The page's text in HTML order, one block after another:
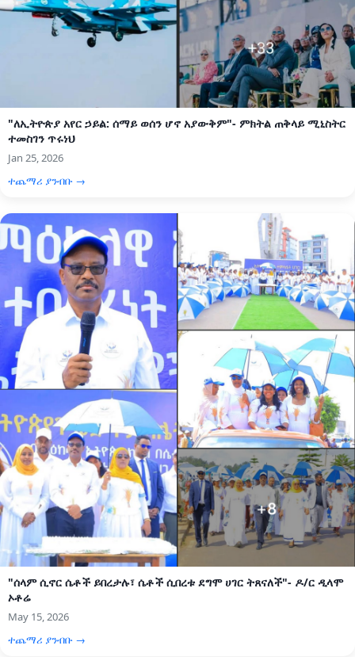
"ለኢትዮጵያ አየር ኃይል: ሰማይ ወሰን ሆኖ አያውቅም"- ምክትል ጠቅላይ ሚኒስትር
ተመስገን ጥሩነህ
Jan 25, 2026
ተጨማሪ ያንብቡ →
"ሰላም ሲኖር ሴቶች ይበረታሉ፣ ሴቶች ሲበረቱ ደግሞ ሀገር ትጸናለች"- ዶ/ር ዲላሞ
ኦቶሬ
May 15, 2026
ተጨማሪ ያንብቡ →